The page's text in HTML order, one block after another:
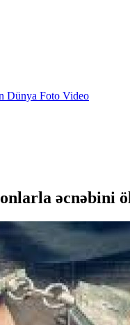
Dünya Foto Video
əcnəbini